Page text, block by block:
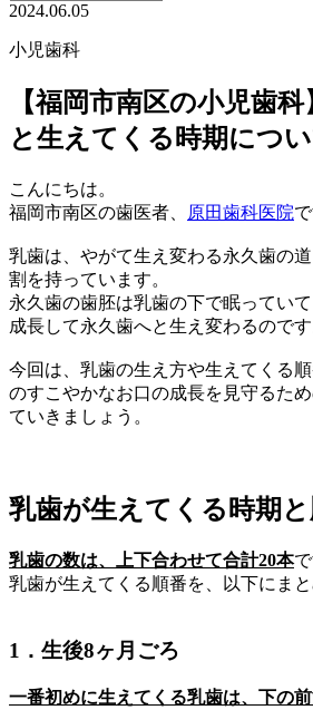
2024.06.05
小児歯科
【福岡市南区の小児歯
と生えてくる時期につ
こんにちは。
福岡市南区の歯医者、
原田歯科医院で
乳歯は、やがて生え変わる永久歯の
割を持っています。
永久歯の歯胚は乳歯の下で眠ってい
成長して永久歯へと生え変わるのです
今回は、乳歯の生え方や生えてくる
のすこやかなお口の成長を見守るた
ていきましょう。
乳歯が生えてくる時期
乳歯の数は、上下合わせて合計20本で
乳歯が生えてくる順番を、以下にまと
1．生後8ヶ月ごろ
一番初めに生えてくる乳歯は、下の